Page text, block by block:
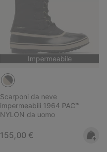
Impermeabile
Scarponi da neve
impermeabili 1964 PAC™
NYLON da uomo
Regular price:
155,00 €